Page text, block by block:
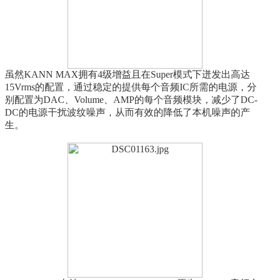
虽然KANN MAX拥有4级增益且在Super模式下迸发出高达
15Vrms的配置，通过稳定的提供每个音频IC所需的电源，分
别配置为DAC、Volume、AMP的每个音频模块，减少了DC-
DC的电源干扰波纹噪声，从而有效的降低了本机噪声的产
生。